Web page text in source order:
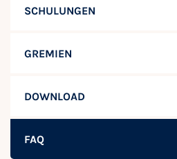
SCHULUNGEN
GREMIEN
DOWNLOAD
FAQ